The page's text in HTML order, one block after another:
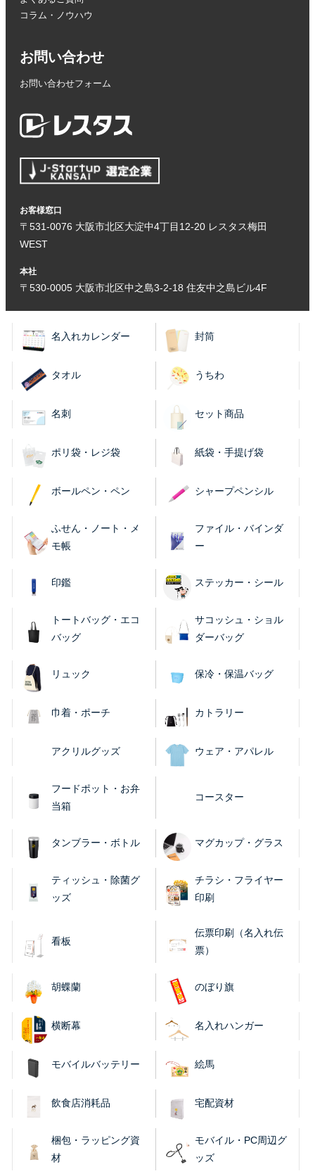
コラム・ノウハウ
お問い合わせ
お問い合わせフォーム
お客様窓口
〒531-0076 大阪市北区大淀中4丁目12-20 レスタス梅田
WEST
本社
〒530-0005 大阪市北区中之島3-2-18 住友中之島ビル4F
名入れカレンダー 封筒
タオル うちわ
名刺 セット商品
ポリ袋・レジ袋 紙袋・手提げ袋
ボールペン・ペン シャープペンシル
ふせん・ノート・メ
モ帳
ファイル・バインダ
ー
印鑑 ステッカー・シール
トートバッグ・エコ
バッグ
サコッシュ・ショル
ダーバッグ
リュック 保冷・保温バッグ
巾着・ポーチ カトラリー
アクリルグッズ ウェア・アパレル
フードポット・お弁
当箱
コースター
タンブラー・ボトル マグカップ・グラス
ティッシュ・除菌グ
ッズ
チラシ・フライヤー
印刷
看板
伝票印刷（名入れ伝
票）
胡蝶蘭 のぼり旗
横断幕 名入れハンガー
モバイルバッテリー 絵馬
飲食店消耗品 宅配資材
梱包・ラッピング資
材
モバイル・PC周辺グ
ッズ